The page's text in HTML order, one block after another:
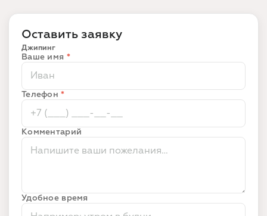
Оставить заявку
Джипинг
Ваше имя *
Телефон*
Комментарий
Удобное время